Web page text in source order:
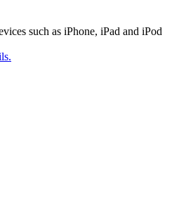
such as iPhone, iPad and iPod